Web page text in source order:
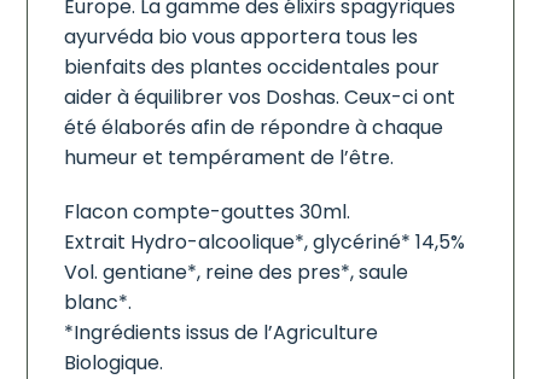
Europe. La gamme des élixirs spagyriques
ayurvéda bio vous apportera tous les
bienfaits des plantes occidentales pour
aider à équilibrer vos Doshas. Ceux-ci ont
été élaborés afin de répondre à chaque
humeur et tempérament de l’être.
Flacon compte-gouttes 30ml.
Extrait Hydro-alcoolique*, glycériné* 14,5%
Vol. gentiane*, reine des pres*, saule
blanc*.
*Ingrédients issus de l’Agriculture
Biologique.